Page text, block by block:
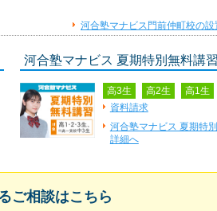
河合塾マナビス門前仲町校の設
河合塾マナビス 夏期特別無料講習
高3生 高2生 高1生
資料請求
河合塾マナビス 夏期特
詳細へ
ご相談はこちら